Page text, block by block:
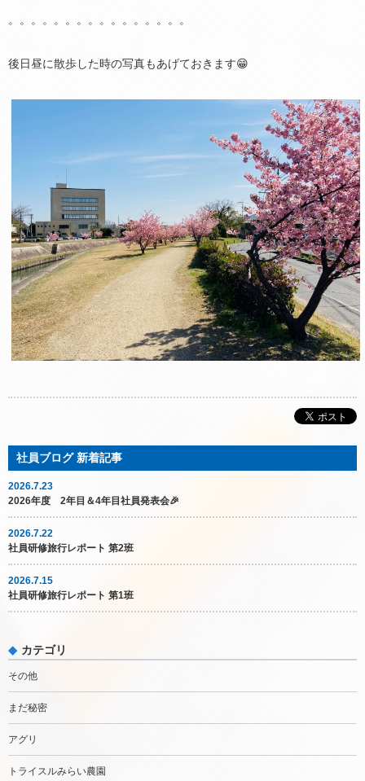
。。。。。。。。。。。。。。。。
後日昼に散歩した時の写真もあげておきます😁
2026.7.23
2026年度 2年目＆4年目社員発表会🎉
2026.7.22
社員研修旅行レポート 第2班
2026.7.15
社員研修旅行レポート 第1班
カテゴリ
その他
まだ秘密
アグリ
トライスルみらい農園